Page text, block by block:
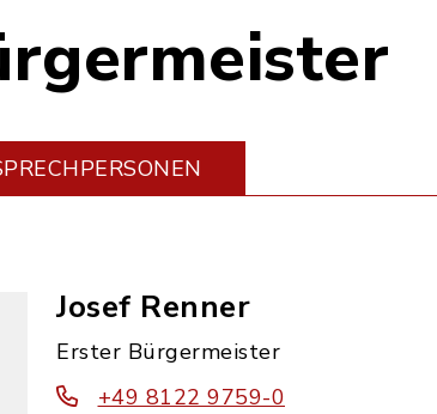
Josef Renner
Erster Bürgermeister
+49 8122 9759-0